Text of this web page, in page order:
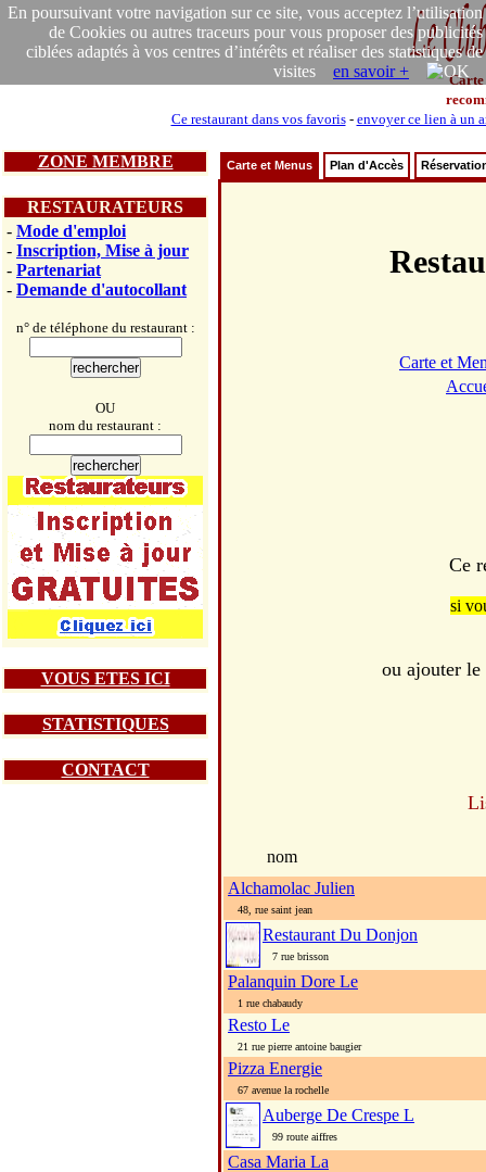
En poursuivant votre navigation sur ce site, vous acceptez l’utilisation
de Cookies ou autres traceurs pour vous proposer des publicités
ciblées adaptés à vos centres d’intérêts et réaliser des statistiques de
visites en savoir +
Carte
Ce restaurant dans vos favoris- envoyer ce lien à un
ZONE MEMBRE
RESTAURATEURS
- Mode d'emploi
- Inscription, Mise à jour
- Partenariat
- Demande d'autocollant
n° de téléphone du restaurant :
OU
nom du restaurant :
VOUS ETES ICI
STATISTIQUES
CONTACT
Carte et Menus Plan d'Accès
Carte et
Ce
si
ou ajouter
nom
Alchamolac Julien
48, rue saint jean
Restaurant Du Donjon
7 rue brisson
Palanquin Dore Le
1 rue chabaudy
Resto Le
21 rue pierre antoine baugier
Pizza Energie
67 avenue la rochelle
Auberge De Crespe L
99 route aiffres
Casa Maria La